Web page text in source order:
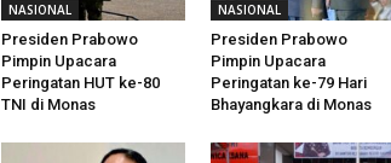
NASIONAL
Presiden Prabowo
Pimpin Upacara
Peringatan HUT ke-80
TNI di Monas
NASIONAL
Presiden Prabowo
Pimpin Upacara
Peringatan ke-79 Hari
Bhayangkara di Monas